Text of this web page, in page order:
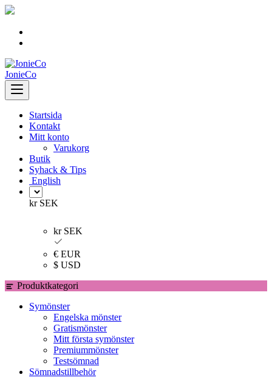
Skip
JonieCo
Startsida
Kontakt
Mitt konto
Varukorg
Butik
Syhack & Tips
English
kr SEK
kr SEK
€ EUR
$ USD
Produktkategori
Symönster
Engelska mönster
Gratismönster
Mitt första symönster
Premiummönster
Testsömnad
Sömnadstillbehör